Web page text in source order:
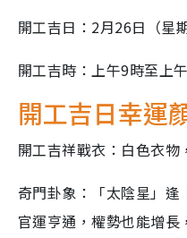
開工吉日：2月26日（星期
開工吉時：上午9時至上
開工吉日幸運
開工吉祥戰衣：白色衣物
奇門卦象：「太陰星」逢
官運亨通，權勢也能增長